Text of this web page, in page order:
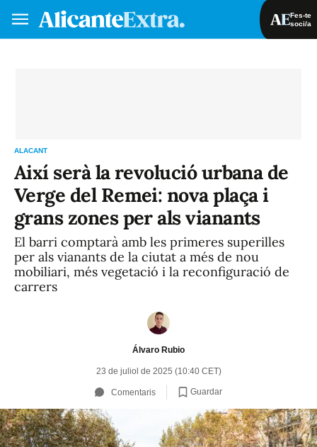
Fes-te
soci/a
ALACANT
Així serà la revolució urbana de
Verge del Remei: nova plaça i
grans zones per als vianants
El barri comptarà amb les primeres superilles
per als vianants de la ciutat a més de nou
mobiliari, més vegetació i la reconfiguració de
carrers
Álvaro Rubio
23 de juliol de 2025 (10:40 CET)
Comentaris Guardar